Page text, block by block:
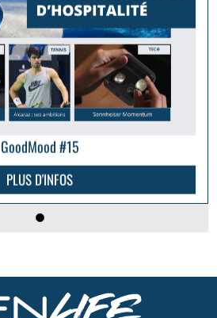
GoodMood #15
PLUS D'INFOS